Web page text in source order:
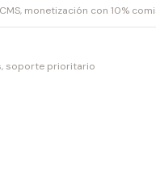
monetización con 10%
soporte prioritario